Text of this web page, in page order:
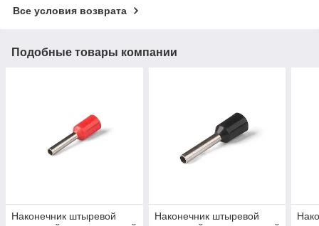
Все условия возврата
Подобные товары компании
Наконечник штыревой
Наконечник штыревой